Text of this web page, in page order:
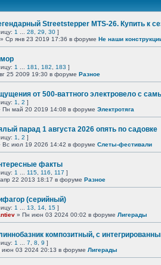
Streetstepper MTS-26. Купить к
1 28 29 30 ]
Ср янв 23 2019 17:36 в форуме Не наши
1 181 182 183 ]
25 2009 19:30 в форуме Разное
от 500-ваттного электровело с
1 2 ]
Пн май 20 2019 14:08 в форуме Электротяга
парад 1 августа 2026 опять по садовке
1 2 ]
Вс июл 19 2026 14:42 в форуме Слеты-фестивали
факты
1 115 116 117 ]
22 2013 18:17 в форуме Разное
(серийный)
1 13 14 15 ]
» Пн июн 03 2024 00:02 в форуме Лигерады
композитный, с
1 7 8 9 ]
03 2024 20:13 в форуме Лигерады